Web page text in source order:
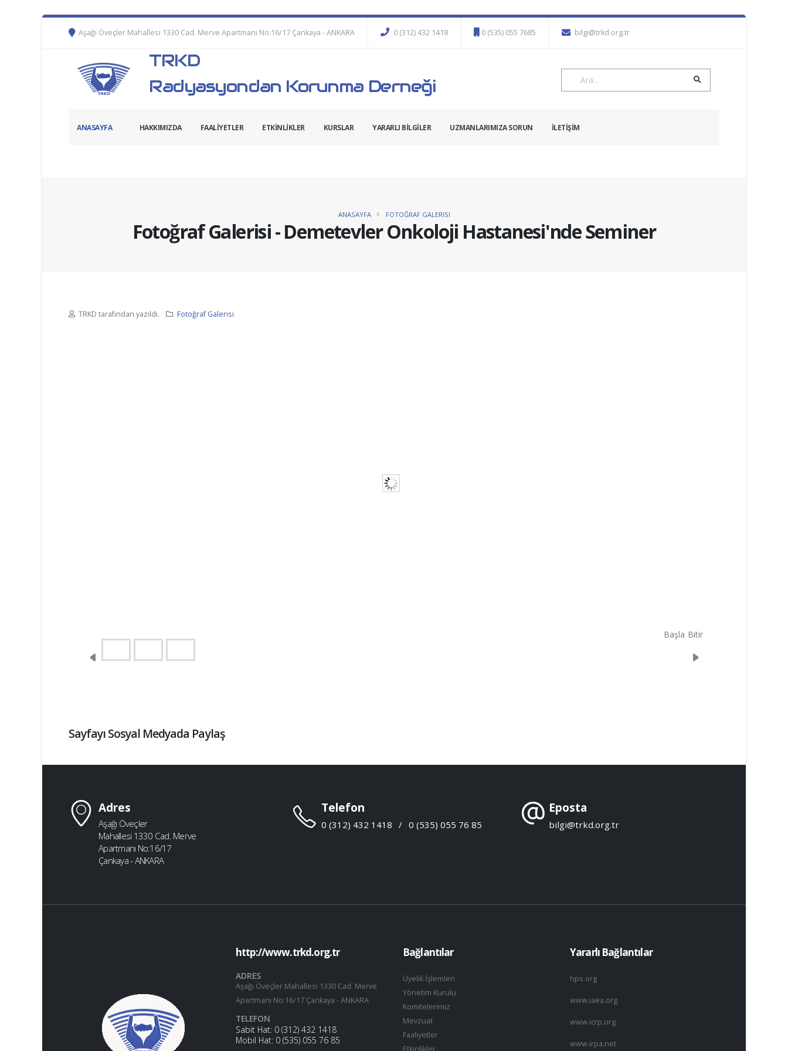
Aşağı Öveçler Mahallesi 1330 Cad. Merve Apartmanı No:16/17 Çankaya - ANKARA 0 (312) 432 1418 0 (535) 055 7685 bilgi@trkd.org.tr
TRKD
Radyasyondan Korunma Derneği
ANASAYFA HAKKIMIZDA FAALİYETLER ETKİNLİKLER KURSLAR YARARLI BİLGİLER UZMANLARIMIZA SORUN İLETİŞİM
Fotoğraf Galerisi - Demetevler Onkoloji Hastanesi'nde Seminer
ANASAYFA FOTOĞRAF GALERISI
TRKD tarafından yazıldı. Fotoğraf Galerisi
Başla Bitir
Sayfayı Sosyal Medyada Paylaş
Adres
Aşağı Öveçler
Mahallesi 1330 Cad. Merve
Apartmanı No:16/17
Çankaya - ANKARA
Telefon
0 (312) 432 1418 / 0 (535) 055 76 85
Eposta
bilgi@trkd.org.tr
http://www.trkd.org.tr
ADRES
Aşağı Öveçler Mahallesi 1330 Cad. Merve
Apartmanı No:16/17 Çankaya - ANKARA
TELEFON
Sabit Hat: 0 (312) 432 1418
Mobil Hat: 0 (535) 055 76 85
Bağlantılar
Üyelik İşlemleri
Yönetim Kurulu
Komitelerimiz
Mevzuat
Faaliyetler
Etkinlikler
Yararlı Bağlantılar
hps.org
www.iaea.org
www.icrp.org
www.irpa.net